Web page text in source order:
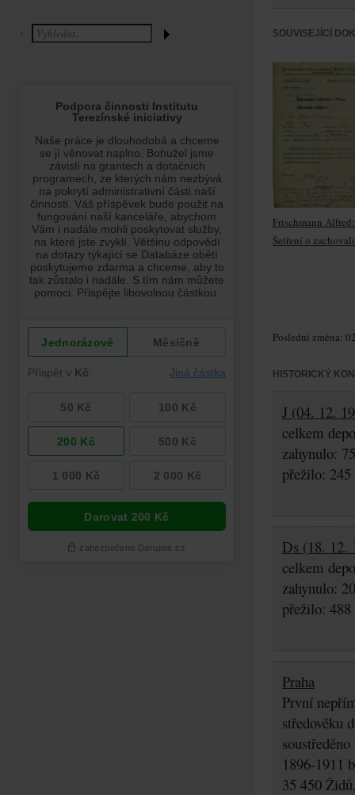
SOUVISEJÍCÍ
Frischmann Alfred:
Šetření o
Poslední změna:
HISTORICKÝ
J (04. 12.
celkem
zahynulo:
přežilo: 245
Ds (18. 12.
celkem
zahynulo:
přežilo: 488
Praha
První
středověku
1896-1911
35 450